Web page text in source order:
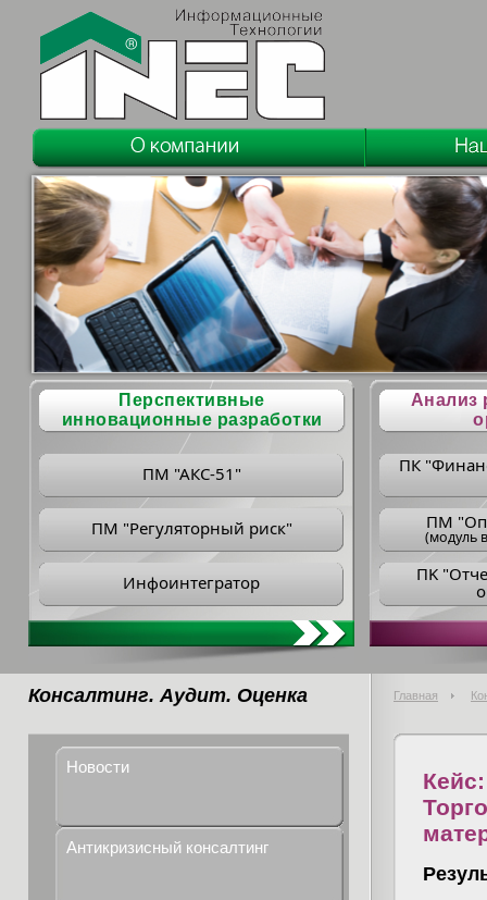
Перспективные
инновационные разработки
ПМ "АКС-51"
ПМ "Регуляторный риск"
Инфоинтегратор
Анализ
ПК
ПM
(модуль
ПK
Консалтинг. Аудит. Оценка Главная
Новости
Антикризисный консалтинг